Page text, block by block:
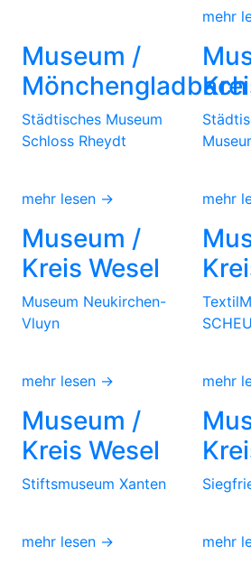
mehr
Museum /
Mönchengladbach
Städtisches Museum
Schloss Rheydt
mehr lesen → mehr
Museum /
Kreis Wesel
Museum Neukirchen-
Vluyn
mehr lesen → mehr
Museum /
Kreis Wesel
Stiftsmuseum Xanten
mehr lesen → mehr